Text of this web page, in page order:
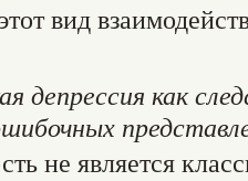
вид
депрессия как
не является